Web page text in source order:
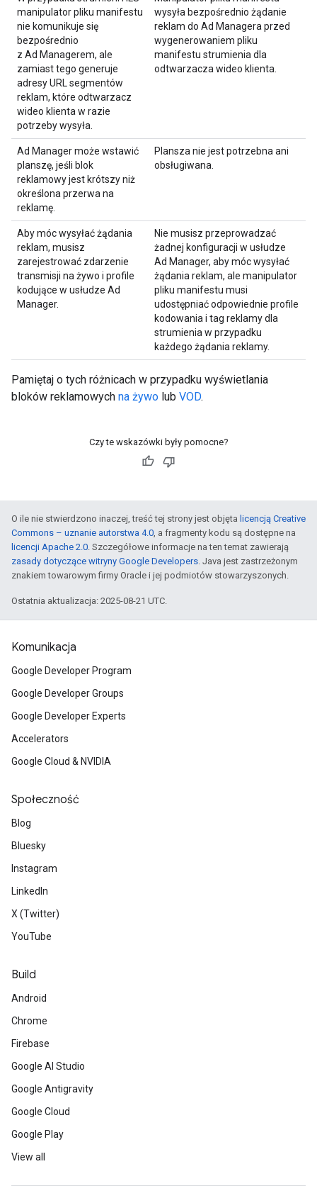
manipulator pliku manifestu
nie komunikuje się
bezpośrednio
z Ad Managerem, ale
zamiast tego generuje
adresy URL segmentów
reklam, które odtwarzacz
wideo klienta w razie
potrzeby wysyła.
wysyła bezpośrednio żądanie
reklam do Ad Managera przed
wygenerowaniem pliku
manifestu strumienia dla
odtwarzacza wideo klienta.
Ad Manager może wstawić
planszę, jeśli blok
reklamowy jest krótszy niż
określona przerwa na
reklamę.
Plansza nie jest potrzebna ani
obsługiwana.
Aby móc wysyłać żądania
reklam, musisz
zarejestrować zdarzenie
transmisji na żywo i profile
kodujące w usłudze Ad
Manager.
Nie musisz przeprowadzać
żadnej konfiguracji w usłudze
Ad Manager, aby móc wysyłać
żądania reklam, ale manipulator
pliku manifestu musi
udostępniać odpowiednie profile
kodowania i tag reklamy dla
strumienia w przypadku
każdego żądania reklamy.
Pamiętaj o tych różnicach w przypadku wyświetlania
bloków reklamowych na żywo lub VOD.
Czy te wskazówki były pomocne?
O ile nie stwierdzono inaczej, treść tej strony jest objęta licencją Creative
Commons – uznanie autorstwa 4.0, a fragmenty kodu są dostępne na
licencji Apache 2.0. Szczegółowe informacje na ten temat zawierają
zasady dotyczące witryny Google Developers. Java jest zastrzeżonym
znakiem towarowym firmy Oracle i jej podmiotów stowarzyszonych.
Ostatnia aktualizacja: 2025-08-21 UTC.
Komunikacja
Google Developer Program
Google Developer Groups
Google Developer Experts
Accelerators
Google Cloud & NVIDIA
Społeczność
Blog
Bluesky
Instagram
LinkedIn
X (Twitter)
YouTube
Build
Android
Chrome
Firebase
Google AI Studio
Google Antigravity
Google Cloud
Google Play
View all